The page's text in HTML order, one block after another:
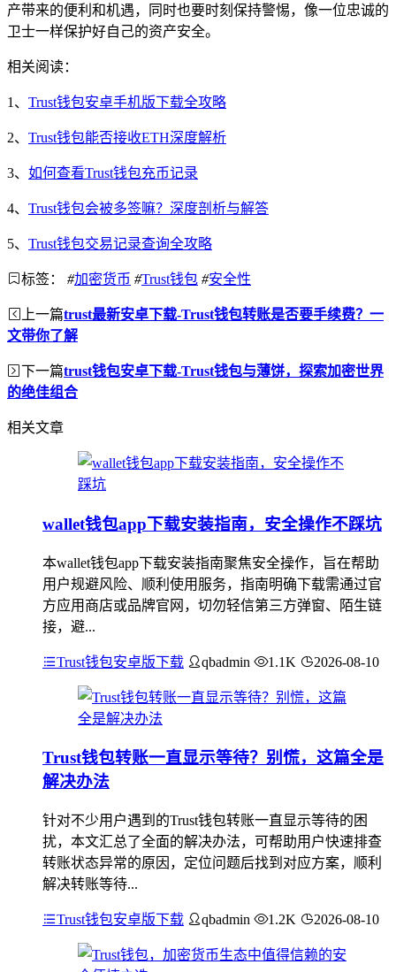
产带来的便利和机遇，同时也要时刻保持警惕，像一位忠诚的
卫士一样保护好自己的资产安全。
相关阅读：
1、 Trust钱包安卓手机版下载全攻略
2、 Trust钱包能否接收ETH深度解析
3、 如何查看Trust钱包充币记录
4、 Trust钱包会被多签嘛？深度剖析与解答
5、 Trust钱包交易记录查询全攻略
标签： #加密货币 #Trust钱包 #安全性
上一篇trust最新安卓下载-Trust钱包转账是否要手续费？一
文带你了解
下一篇trust钱包安卓下载-Trust钱包与薄饼，探索加密世界
的绝佳组合
相关文章
wallet钱包app下载安装指南，安全操作不踩坑
本wallet钱包app下载安装指南聚焦安全操作，旨在帮助
用户规避风险、顺利使用服务，指南明确下载需通过官
方应用商店或品牌官网，切勿轻信第三方弹窗、陌生链
接，避...
Trust钱包安卓版下载 qbadmin 1.1K 2026-08-10
Trust钱包转账一直显示等待？别慌，这篇全是
解决办法
针对不少用户遇到的Trust钱包转账一直显示等待的困
扰，本文汇总了全面的解决办法，可帮助用户快速排查
转账状态异常的原因，定位问题后找到对应方案，顺利
解决转账等待...
Trust钱包安卓版下载 qbadmin 1.2K 2026-08-10